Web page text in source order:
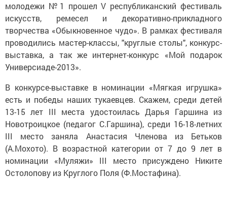
молодежи №1 прошел V республиканский фестиваль
искусств, ремесел и декоративно-прикладного
творчества «Обыкновенное чудо». В рамках фестиваля
проводились мастер-классы, "круглые столы", конкурс-
выставка, а так же интернет-конкурс «Мой подарок
Универсиаде-2013».
В конкурсе-выставке в номинации «Мягкая игрушка»
есть и победы наших тукаевцев. Скажем, среди детей
13-15 лет III места удостоилась Дарья Гаршина из
Новотроицкое (педагог С.Гаршина), среди 16-18-летних
III место заняла Анастасия Членова из Бетьков
(А.Мохото). В возрастной категории от 7 до 9 лет в
номинации «Муляжи» III место присуждено Никите
Остолопову из Круглого Поля (Ф.Мостафина).